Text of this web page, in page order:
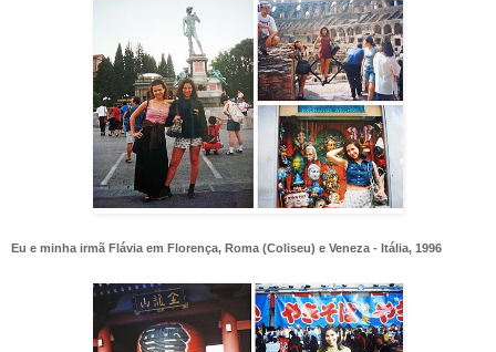
Eu e minha irmã Flávia em Florença, Roma (Coliseu) e Veneza - Itália, 1996